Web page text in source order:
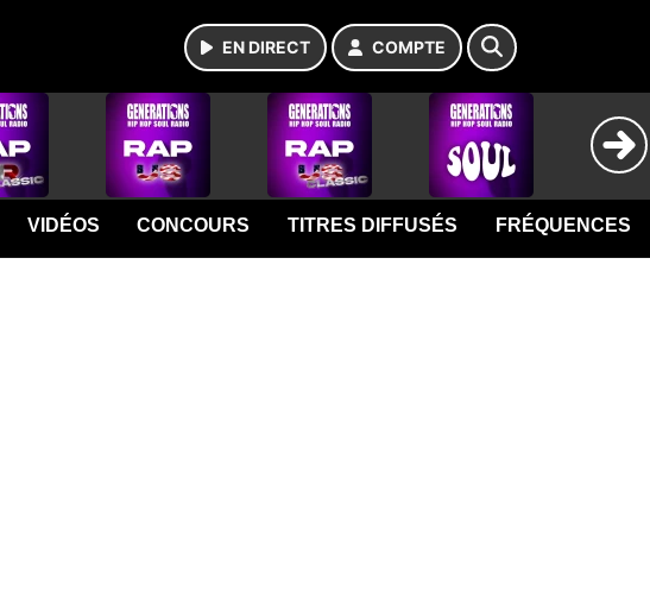
EN DIRECT COMPTE
VIDÉOS CONCOURS TITRES DIFFUSÉS FRÉQUENCES